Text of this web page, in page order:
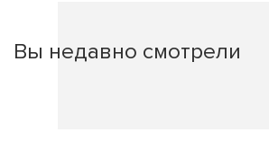
Вы недавно смотрели